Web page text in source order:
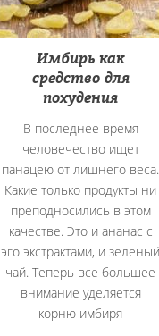
Имбирь как
средство для
похудения
В последнее время
человечество ищет
панацею от лишнего веса.
Какие только продукты ни
преподносились в этом
качестве. Это и ананас с
эго экстрактами, и зеленый
чай. Теперь все большее
внимание уделяется
корню имбиря